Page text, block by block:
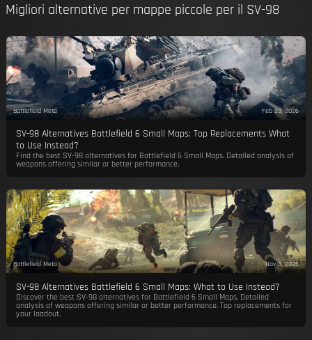
Migliori alternative per mappe piccole per il SV-98
Battlefield Meta Feb 23, 2026
SV-98 Alternatives Battlefield 6 Small Maps: Top Replacements What
to Use Instead?
Find the best SV-98 alternatives for Battlefield 6 Small Maps. Detailed analysis of
weapons offering similar or better performance.
Battlefield Meta Nov 3, 2025
SV-98 Alternatives Battlefield 6 Small Maps: What to Use Instead?
Discover the best SV-98 alternatives for Battlefield 6 Small Maps. Detailed
analysis of weapons offering similar or better performance. Top replacements for
your loadout.